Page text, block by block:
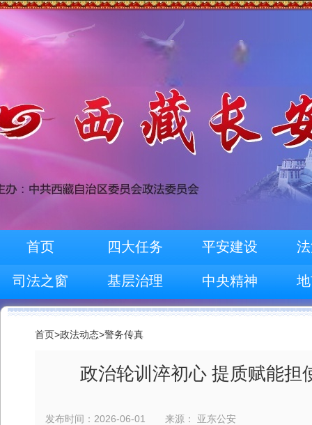
首页 四大任务 平安建设
司法之窗 基层治理 中央精神
首页>政法动态>警务传真
政治轮训淬初心 提质赋能
发布时间：2026-06-01 来源： 亚东公安